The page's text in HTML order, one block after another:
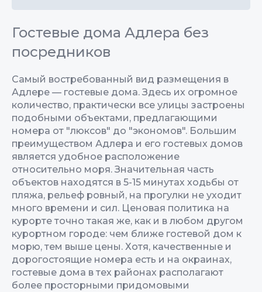
Гостевые дома Адлера без
посредников
Самый востребованный вид размещения в
Адлере — гостевые дома. Здесь их огромное
количество, практически все улицы застроены
подобными объектами, предлагающими
номера от "люксов" до "экономов". Большим
преимуществом Адлера и его гостевых домов
является удобное расположение
относительно моря. Значительная часть
объектов находятся в 5-15 минутах ходьбы от
пляжа, рельеф ровный, на прогулки не уходит
много времени и сил. Ценовая политика на
курорте точно такая же, как и в любом другом
курортном городе: чем ближе гостевой дом к
морю, тем выше цены. Хотя, качественные и
дорогостоящие номера есть и на окраинах,
гостевые дома в тех районах располагают
более просторными придомовыми